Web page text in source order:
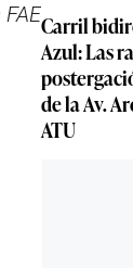
Carril
Azul: Las
de la Av.
ATU